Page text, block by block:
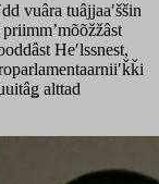
vuâra tuâjjaaʹššin
Heʹlssnest,
alttad